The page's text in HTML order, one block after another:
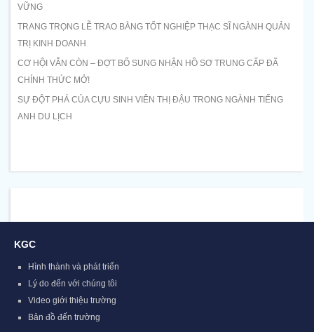
VỮNG
TRANG TRỌNG LỄ TRAO BẰNG TỐT NGHIỆP THẠC SĨ NGÀNH QUẢN
TRỊ KINH DOANH
CƠ HỘI VẪN CÒN – ĐỢT BỔ SUNG NHẬN HỒ SƠ TRUNG CẤP ĐÃ
CHÍNH THỨC MỞ!
SỰ ĐỘT PHÁ CỦA CỰU SINH VIÊN THỊ ĐẬU TRONG NGÀNH TIẾNG
ANH DU LỊCH
KGC
Hình thành và phát triển
Lý do đến với chúng tôi
Video giới thiệu trường
Bản đồ đến trường